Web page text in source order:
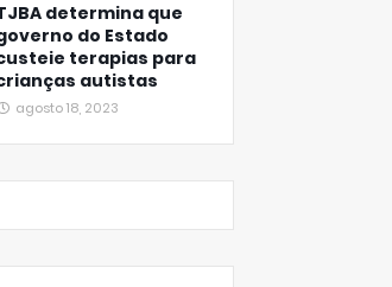
determina que
do Estado
terapias para
autistas
agosto 18, 2023